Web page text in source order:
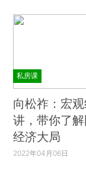
私房课
向松祚：宏
讲，带你了
经济大局
2022年04月06日